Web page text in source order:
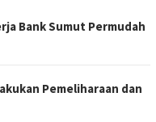
Bank Sumut Permudah
Pemeliharaan dan